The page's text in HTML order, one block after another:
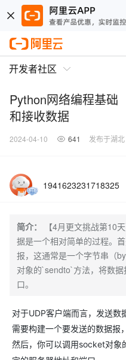
开发者社区
Python网络编程基础
和接收数据
2024-04-10 641 发布于湖北
1941623231718325
简介：
【4月更文挑战第10
据是一个相对简单的过程。
报，这通常是一个字节串（
对象的`sendto`方法，将数
口。
对于UDP客户端而言，发送数
需要构建一个要发送的数据报
然后，你可以调用socket对象